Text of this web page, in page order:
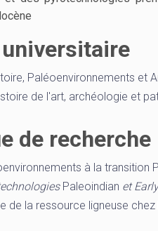
Paléoenvironnements et
de l'art, archéologie et
de recherche
à la
Paleoindian et
de la ressource ligneuse